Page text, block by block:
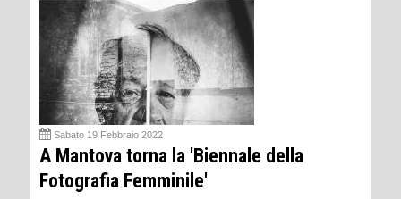
Sabato 19 Febbraio 2022
A Mantova torna la 'Biennale della
Fotografia Femminile'